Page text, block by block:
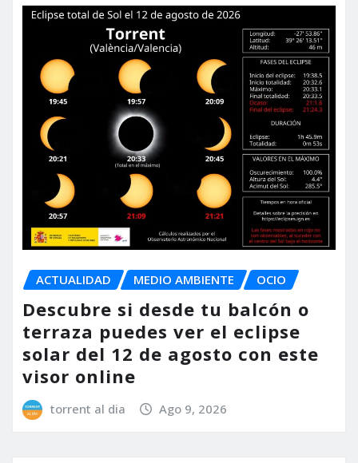
ACTUALIDAD MEDIO AMBIENTE OCIO
Descubre si desde tu balcón o
terraza puedes ver el eclipse
solar del 12 de agosto con este
visor online
torrent al dia Ago 9, 2026